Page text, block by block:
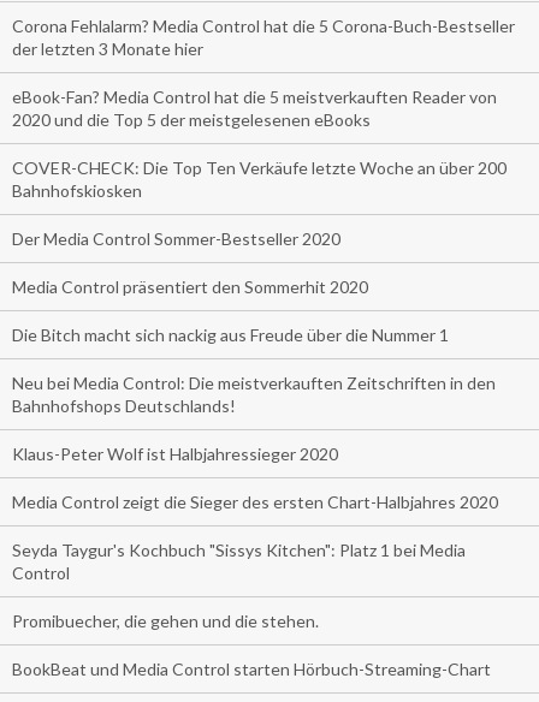
Corona Fehlalarm? Media Control hat die 5 Corona-Buch-Bestseller
der letzten 3 Monate hier
eBook-Fan? Media Control hat die 5 meistverkauften Reader von
2020 und die Top 5 der meistgelesenen eBooks
COVER-CHECK: Die Top Ten Verkäufe letzte Woche an über 200
Bahnhofskiosken
Der Media Control Sommer-Bestseller 2020
Media Control präsentiert den Sommerhit 2020
Die Bitch macht sich nackig aus Freude über die Nummer 1
Neu bei Media Control: Die meistverkauften Zeitschriften in den
Bahnhofshops Deutschlands!
Klaus-Peter Wolf ist Halbjahressieger 2020
Media Control zeigt die Sieger des ersten Chart-Halbjahres 2020
Seyda Taygur's Kochbuch "Sissys Kitchen": Platz 1 bei Media
Control
Promibuecher, die gehen und die stehen.
BookBeat und Media Control starten Hörbuch-Streaming-Chart